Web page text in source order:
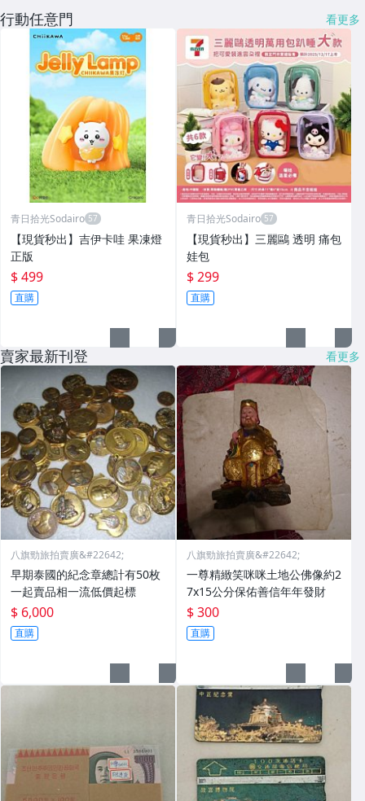
行動任意門 看更多
青日拾光Sodairo
⁠【現貨秒出】吉伊卡哇 果凍燈
正版
$ 499
直購
青日拾光Sodairo
⁠【現貨秒出】三麗鷗 透明 痛包
娃包
$ 299
直購
賣家最新刊登 看更多
八旗勁旅拍賣廣&#22642;
早期泰國的紀念章總計有50枚
一起賣品相一流低價起標
$ 6,000
直購
八旗勁旅拍賣廣&#22642;
一尊精緻笑咪咪土地公佛像約2
7x15公分保佑善信年年發財
$ 300
直購